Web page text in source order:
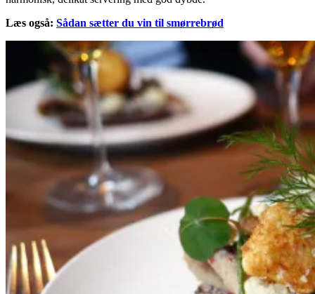
Læs også: Sådan sætter du vin til smørrebrød